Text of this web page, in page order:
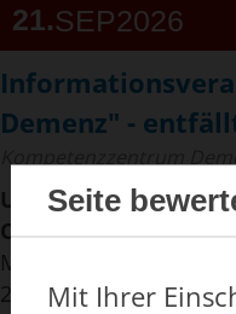
21 SEP2026
Demenz" -
Uhrzeit:16:00 Uhr -
Ort:Dresdner Pflege-
Merianplatz 4, 01169
2. Ebene
Seite
Mit Ihrer